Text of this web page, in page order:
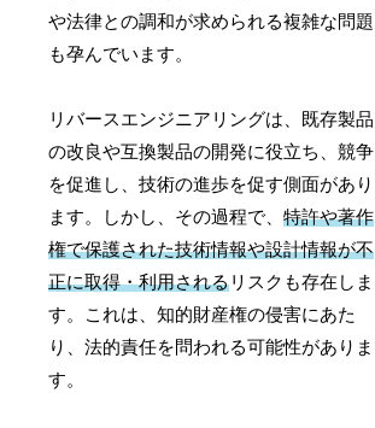
や法律との調和が求められる複雑な問題
も孕んでいます。
リバースエンジニアリングは、既存製品
の改良や互換製品の開発に役立ち、競争
を促進し、技術の進歩を促す側面があり
ます。しかし、その過程で、特許や著作
権で保護された技術情報や設計情報が不
正に取得・利用されるリスクも存在しま
す。これは、知的財産権の侵害にあた
り、法的責任を問われる可能性がありま
す。